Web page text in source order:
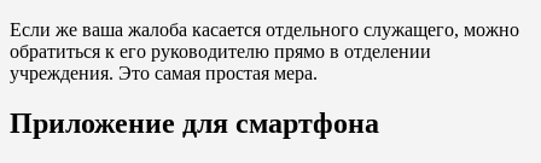
Если же ваша жалоба касается отдельного служащего, можно
обратиться к его руководителю прямо в отделении
учреждения. Это самая простая мера.
Приложение для смартфона